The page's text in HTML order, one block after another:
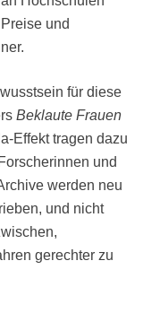
und
für diese
Beklaute Frauen
Effekt tragen dazu
und
werden neu
und nicht
gerechter zu